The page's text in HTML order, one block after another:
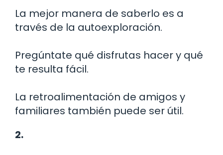
La mejor manera de saberlo es a
través de la autoexploración.
Pregúntate qué disfrutas hacer y qué
te resulta fácil.
La retroalimentación de amigos y
familiares también puede ser útil.
2.